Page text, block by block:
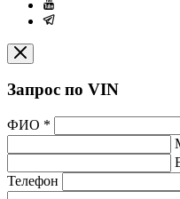
Запрос по VIN
ФИО *
Телефон